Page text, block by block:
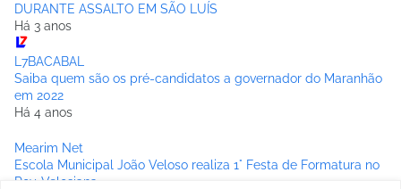
DURANTE ASSALTO EM SÃO LUÍS
Há 3 anos
L7BACABAL
Saiba quem são os pré-candidatos a governador do Maranhão
em 2022
Há 4 anos
Mearim Net
Escola Municipal João Veloso realiza 1° Festa de Formatura no
Pov. Velosiana.